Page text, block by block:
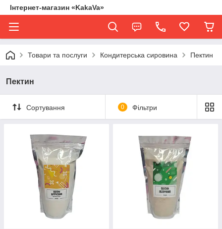
Інтернет-магазин «KakaVa»
Товари та послуги Кондитерська сировина Пектин
Пектин
Сортування 0 Фільтри